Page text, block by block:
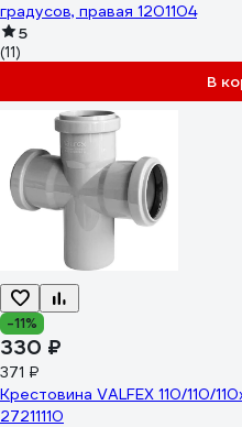
градусов, правая 1201104
5
(11)
В
-11%
330 ₽
371 ₽
Крестовина VALFEX 110/110/
27211110